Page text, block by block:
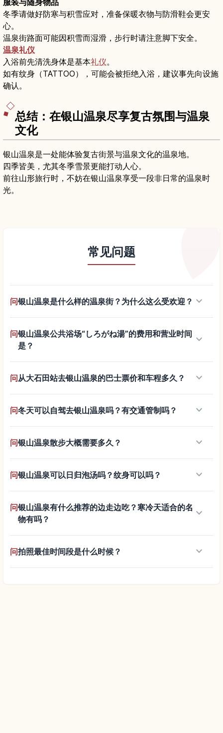
服装与随身物品
冬季请做好防寒与积雪应对，准备保暖衣物与防滑鞋会更安
心。
温泉街路面可能因积雪而湿滑，步行时请注意脚下安全。
温泉礼仪
入浴前先清洗身体是基本礼仪。
如有纹身（TATTOO），可能会被拒绝入浴，建议事先向设施
确认。
总结：在银山温泉尽享复古氛围与温泉
文化
银山温泉是一处能体验复古街景与温泉文化的温泉地。
四季皆美，尤其冬季雪景更能打动人心。
前往山形旅行时，不妨在银山温泉享受一段非日常的温泉时
光。
常见问题
问银山温泉是什么样的温泉街？为什么这么受欢迎？ keyboard_arrow_down
问银山温泉公共浴场“しろがね湯”的费用和营业时间
是？
keyboard_arrow_down
问从大石田站去银山温泉的巴士票价和车程多久？ keyboard_arrow_down
问冬天可以自驾去银山温泉吗？有交通管制吗？ keyboard_arrow_down
问银山温泉散步大概需要多久？ keyboard_arrow_down
问银山温泉可以日归泡汤吗？纹身可以吗？ keyboard_arrow_down
问银山温泉有什么推荐的边走边吃？寒冷天适合的名
物有吗？
keyboard_arrow_down
问拍照最佳时间段是什么时候？ keyboard_arrow_down